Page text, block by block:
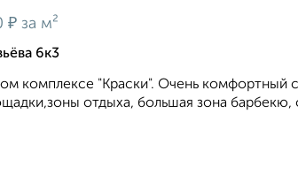
₽ за м²
6к3
комплексе "Краски". Очень комфортный
отдыха, большая зона барбекю,